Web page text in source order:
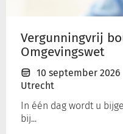
Vergunningvrij
Omgevingswet
10 september 2026
Utrecht
In één dag wordt u
bij...